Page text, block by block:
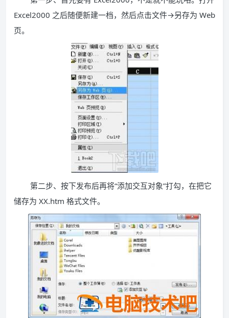
Excel2000 之后随便新建一档，然后点击文件→另存为 Web
页。
第二步、按下发布后再将“添加交互对象”打勾，在把它
储存为 XX.htm 格式文件。